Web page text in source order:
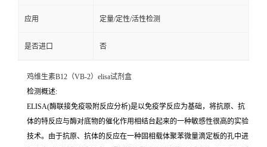
应用 定量/定性/活性检测
是否进口 否
鸡维生素B12（VB-2）elisa试剂盒
检测概述:
ELISA(酶联接免疫吸附反应分析)是以免疫学反应为基础，将抗原、抗
体的特反应与酶对底物的催化作用相结台起来的一种敏感性很高的实验
技术。由于抗原、抗体的反应在一种固相载体聚苯微量滴定板的孔中进